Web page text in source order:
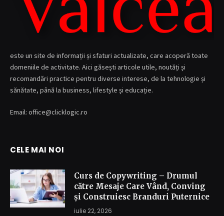
este un site de informații și sfaturi actualizate, care acoperă toate
domeniile de activitate. Aici găsești articole utile, noutăți și
recomandări practice pentru diverse interese, de la tehnologie și
sănătate, până la business, lifestyle și educație.
Email: office@clicklogic.ro
CELE MAI NOI
Curs de Copywriting – Drumul
către Mesaje Care Vând, Conving
și Construiesc Branduri Puternice
iulie 22, 2026